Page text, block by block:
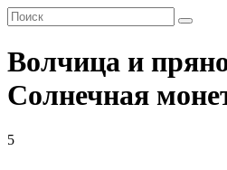
Волчица и
Солнечная
5